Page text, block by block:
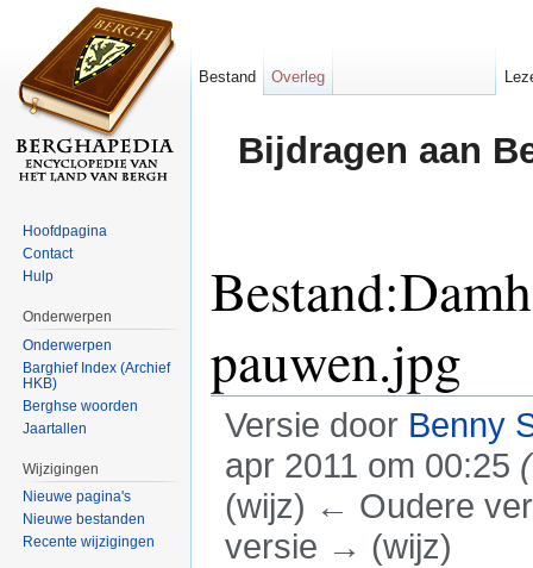
Bijdragen aan
pauwen.jpg
Versie door Benny
apr 2011 om 00:25
(wijz) ← Oudere
versie → (wijz)
Bestand Overleg
Hoofdpagina
Contact
Hulp
Onderwerpen
Onderwerpen
Barghief Index (Archief
HKB)
Berghse woorden
Jaartallen
Wijzigingen
Nieuwe pagina's
Nieuwe bestanden
Recente wijzigingen